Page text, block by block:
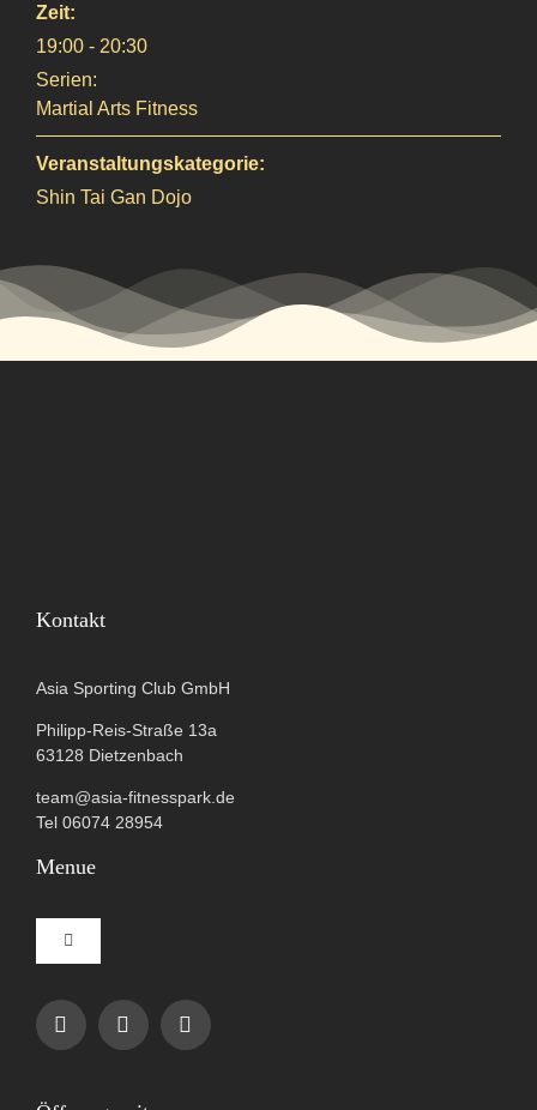
Zeit:
19:00 - 20:30
Serien:
Martial Arts Fitness
Veranstaltungskategorie:
Shin Tai Gan Dojo
Kontakt
Asia Sporting Club GmbH
Philipp-Reis-Straße 13a
63128 Dietzenbach
team@asia-fitnesspark.de
Tel 06074 28954
Menue
Toggle
Navigation
Impressum